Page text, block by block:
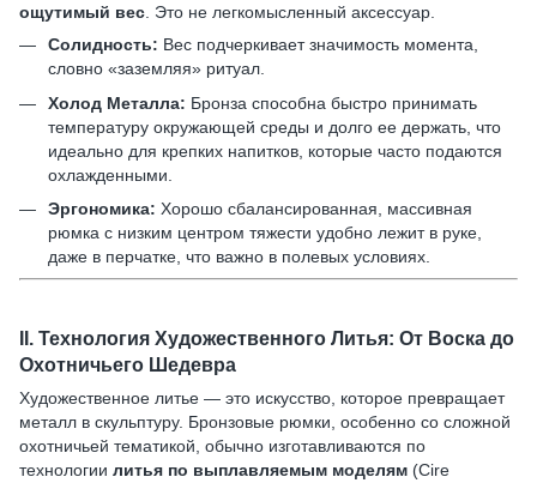
ощутимый вес . Это не легкомысленный аксессуар.
Солидность: Вес подчеркивает значимость момента,
словно «заземляя» ритуал.
Холод Металла: Бронза способна быстро принимать
температуру окружающей среды и долго ее держать, что
идеально для крепких напитков, которые часто подаются
охлажденными.
Эргономика: Хорошо сбалансированная, массивная
рюмка с низким центром тяжести удобно лежит в руке,
даже в перчатке, что важно в полевых условиях.
II. Технология Художественного Литья: От Воска до
Охотничьего Шедевра
Художественное литье — это искусство, которое превращает
металл в скульптуру. Бронзовые рюмки, особенно со сложной
охотничьей тематикой, обычно изготавливаются по
технологии литья по выплавляемым моделям (Cire